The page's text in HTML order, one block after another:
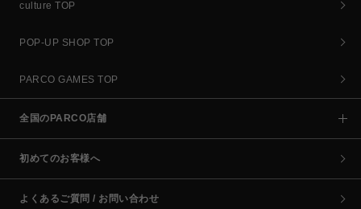
culture TOP
POP-UP SHOP TOP
PARCO GAMES TOP
全国のPARCO店舗
初めてのお客様へ
よくあるご質問 / お問い合わせ